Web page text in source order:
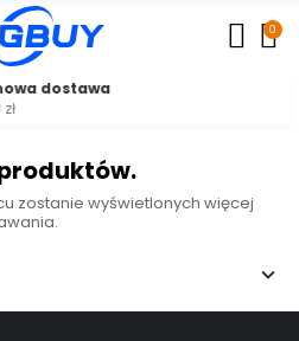
0
zostanie wyświetlonych więcej